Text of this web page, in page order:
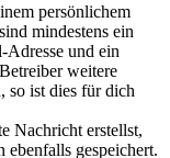
persönlichem
mindestens ein
Adresse und ein
weitere
so ist dies für dich
Nachricht erstellst,
ebenfalls gespeichert.